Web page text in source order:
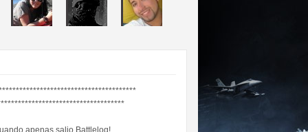
apenas salio Battlelog!